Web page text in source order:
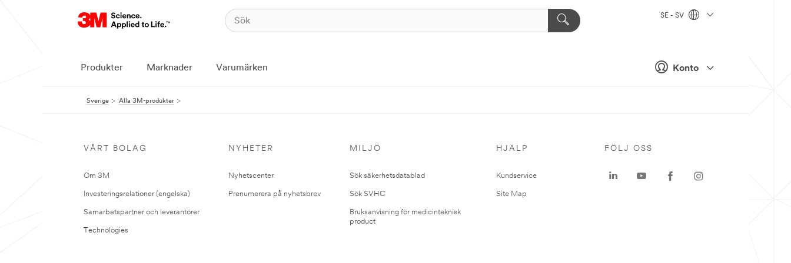
Konto
SE - SV
Produkter Marknader Varumärken
Sverige Alla 3M-produkter
VÅRT BOLAG
Om 3M
Investeringsrelationer (engelska)
Samarbetspartner och leverantörer
Technologies
NYHETER
Nyhetscenter
Prenumerera på nyhetsbrev
MILJÖ
Sök säkerhetsdatablad
Sök SVHC
Bruksanvisning för medicinteknisk
product
HJÄLP
Kundservice
Site Map
FÖLJ OSS